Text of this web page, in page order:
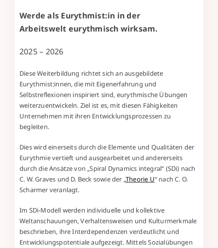
Werde als Eurythmist:in in der
Arbeitswelt eurythmisch wirksam.
2025 – 2026
Diese Weiterbildung richtet sich an ausgebildete
Eurythmist:innen, die mit Eigenerfahrung und
Selbstreflexionen inspiriert sind, eurythmische Übungen
weiterzuentwickeln. Ziel ist es, mit diesen Fähigkeiten
Unternehmen mit ihren Entwicklungsprozessen zu
begleiten.
Dies wird einerseits durch die Elemente und Qualitäten der
Eurythmie vertieft und ausgearbeitet und andererseits
durch die Ansätze von „Spiral Dynamics integral“ (SDi) nach
C. W. Graves und D. Beck sowie der „Theorie U“ nach C. O.
Scharmer veranlagt.
Im SDi-Modell werden individuelle und kollektive
Weltanschauungen, Verhaltensweisen und Kulturmerkmale
beschrieben, ihre Interdependenzen verdeutlicht und
Entwicklungspotentiale aufgezeigt. Mittels Sozialübungen